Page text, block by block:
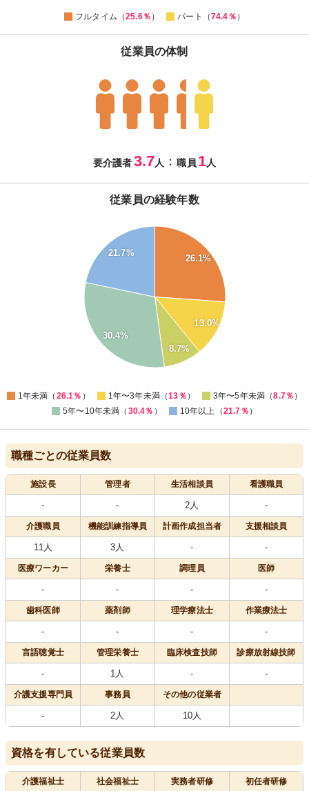
フルタイム（25.6％ ） パート（74.4％ ）
従業員の体制
要介護者3.7人 ：職員 1人
従業員の経験年数
26.1%
13.0%
8.7%
30.4%
21.7%
1年未満（ 26.1％ ） 1年〜3年未満（13％ ） 3年〜5年未満（8.7％ ）
5年〜10年未満（ 30.4％ ） 10年以上（21.7％ ）
職種ごとの従業員数
施設長 管理者 生活相談員 看護職員
- - 2人 -
介護職員 機能訓練指導員 計画作成担当者 支援相談員
11人 3人 - -
医療ワーカー 栄養士 調理員 医師
- - - -
歯科医師 薬剤師 理学療法士 作業療法士
- - - -
言語聴覚士 管理栄養士 臨床検査技師 診療放射線技師
- 1人 - -
介護支援専門員 事務員 その他の従業者
- 2人 10人
資格を有している従業員数
介護福祉士 社会福祉士 実務者研修 初任者研修